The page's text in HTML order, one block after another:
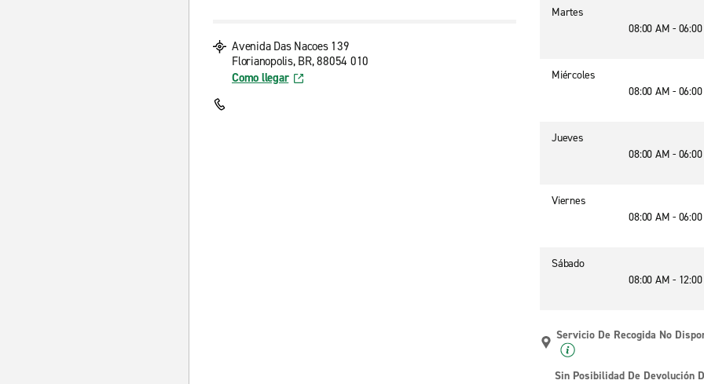
Avenida Das Nacoes 139
Florianopolis, BR, 88054 010
Como llegar
Martes
08:00 AM -
Miércoles
08:00 AM -
Jueves
08:00 AM -
Viernes
08:00 AM -
Sábado
08:00 AM -
Servicio De Recogida No
Sin Posibilidad De Devolución